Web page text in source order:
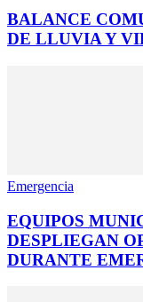
BALANCE
DE LLUVIA Y
Emergencia
EQUIPOS
DESPLIEGAN
DURANTE